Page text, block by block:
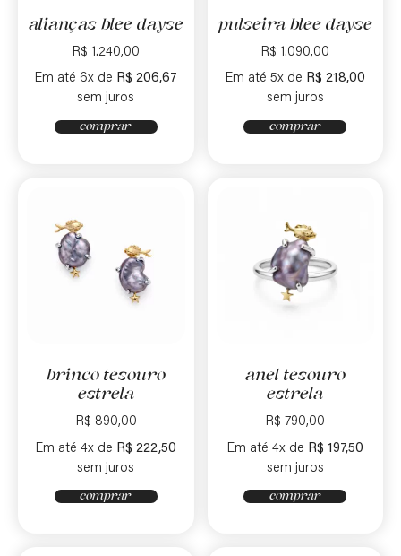
alianças blee dayse
R$ 1.240,00
Em até 6x de R$ 206,67
sem juros
comprar
pulseira blee dayse
R$ 1.090,00
Em até 5x de R$ 218,00
sem juros
comprar
brinco tesouro
estrela
R$ 890,00
Em até 4x de R$ 222,50
sem juros
comprar
anel tesouro
estrela
R$ 790,00
Em até 4x de R$ 197,50
sem juros
comprar